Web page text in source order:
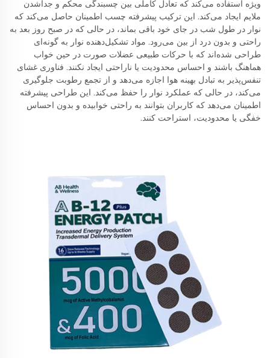
ویژه استفاده می‌کند که تعادل کاملی بین چسبندگی محکم و جداشدن
ملایم ایجاد می‌کند. این ترکیب پیشرفته چسب اطمینان حاصل می‌کند که
نوار در طول شب در جای خود باقی بماند، در حالی که در صبح روز بعد به
راحتی و بدون درد از بین می‌رود. مواد تشکیل‌دهنده نوار به گونه‌ای
طراحی شده‌اند که با حرکات طبیعی عضلات صورت در حین خواب
هماهنگ باشند و احساس محدودیت یا ناراحتی ایجاد نکنند. فناوری غشای
تنفس‌پذیر به تبادل بهینه هوا اجازه می‌دهد و از تجمع رطوبت جلوگیری
می‌کند، در حالی که عملکرد نوار را حفظ می‌کند. این طراحی پیشرفته
اطمینان می‌دهد که کاربران بتوانند به راحتی خوابیده و بدون احساس
خفگی یا محدودیت، استراحت کنند.